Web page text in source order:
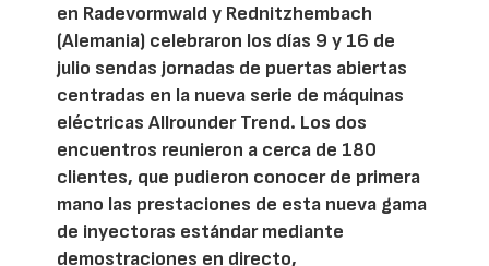
en Radevormwald y Rednitzhembach
(Alemania) celebraron los días 9 y 16 de
julio sendas jornadas de puertas abiertas
centradas en la nueva serie de máquinas
eléctricas Allrounder Trend. Los dos
encuentros reunieron a cerca de 180
clientes, que pudieron conocer de primera
mano las prestaciones de esta nueva gama
de inyectoras estándar mediante
demostraciones en directo,